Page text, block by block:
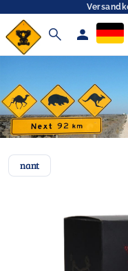
search person
nant